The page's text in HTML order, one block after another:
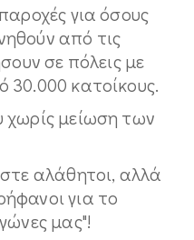
για όσους
από τις
σε πόλεις με
30.000 κατοίκους.
μείωση των
αλάθητοι, αλλά
για το
μας"!